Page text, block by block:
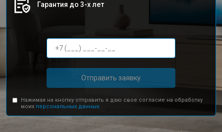
Гарантия до 3-х лет
Отправить заявку
Нажимая на кнопку отправить я даю свое согласие на обработку
моих персональных данных.